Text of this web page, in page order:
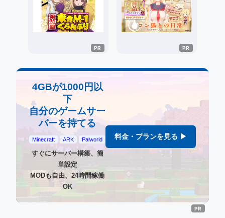
4GBが1000円以
下
自分のゲームサー
バーを持てる
Minecraft ARK Palworld
すぐにサーバー構築、簡
単設定
MODも自由、24時間稼働
OK
料金・プランを見る ▶